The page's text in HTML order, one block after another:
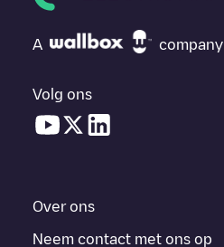
A company
Volg ons
Over ons
Neem contact met ons op